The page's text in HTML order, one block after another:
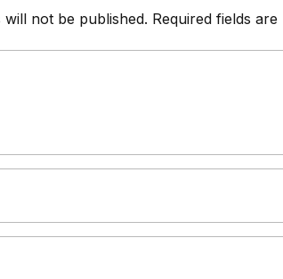
will not be published. Required fields are